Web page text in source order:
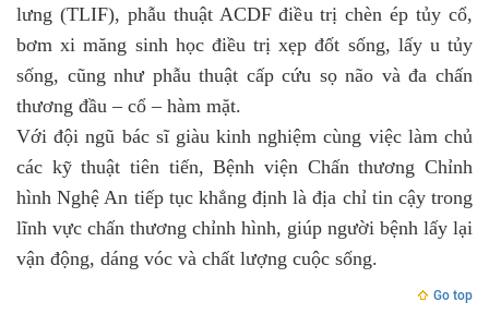
lưng (TLIF), phẫu thuật ACDF điều trị chèn ép tủy cổ,
bơm xi măng sinh học điều trị xẹp đốt sống, lấy u tủy
sống, cũng như phẫu thuật cấp cứu sọ não và đa chấn
thương đầu – cổ – hàm mặt.
Với đội ngũ bác sĩ giàu kinh nghiệm cùng việc làm chủ
các kỹ thuật tiên tiến, Bệnh viện Chấn thương Chỉnh
hình Nghệ An tiếp tục khẳng định là địa chỉ tin cậy trong
lĩnh vực chấn thương chỉnh hình, giúp người bệnh lấy lại
vận động, dáng vóc và chất lượng cuộc sống.
Go top